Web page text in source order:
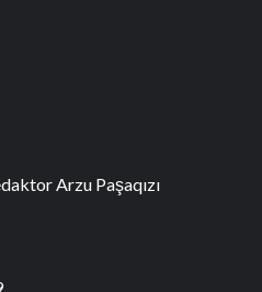
Arzu Paşaqızı